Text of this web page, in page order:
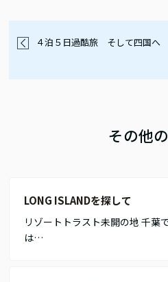
４泊５日過酷旅 そして四国へ
その他
LONG ISLANDを探して
リゾートトラスト未開の地 千葉
は…